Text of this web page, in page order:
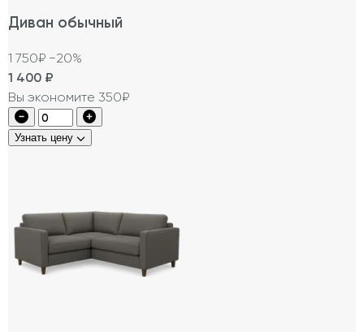
Диван обычный
1 750₽ −20%
1 400 ₽
Вы экономите 350₽
Узнать цену